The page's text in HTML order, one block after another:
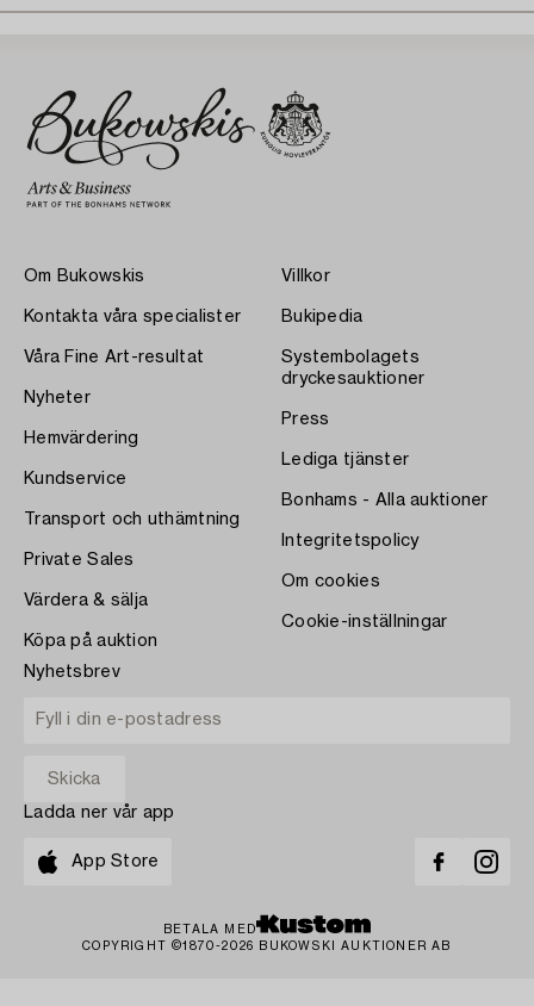
Om Bukowskis
Kontakta våra specialister
Våra Fine Art-resultat
Nyheter
Hemvärdering
Kundservice
Transport och uthämtning
Private Sales
Värdera & sälja
Köpa på auktion
Villkor
Bukipedia
Systembolagets
dryckesauktioner
Press
Lediga tjänster
Bonhams - Alla auktioner
Integritetspolicy
Om cookies
Cookie-inställningar
Nyhetsbrev
Ladda ner vår app
App Store
BETALA MED
COPYRIGHT ©1870-2026 BUKOWSKI AUKTIONER AB